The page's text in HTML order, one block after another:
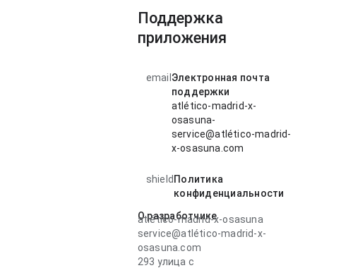
Поддержка
приложения
email Электронная почта
поддержки
atlético-madrid-x-
osasuna-
service@atlético-madrid-
x-osasuna.com
shield Политика
конфиденциальности
О разработчике
atlético-madrid-x-osasuna
service@atlético-madrid-x-
osasuna.com
293 улица c